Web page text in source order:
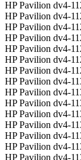
HP Pavilion dv4-
HP Pavilion dv4-
HP Pavilion dv4-
HP Pavilion dv4-
HP Pavilion dv4-
HP Pavilion dv4-
HP Pavilion dv4-
HP Pavilion dv4-
HP Pavilion dv4-
HP Pavilion dv4-
HP Pavilion dv4-
HP Pavilion dv4-
HP Pavilion dv4-
HP Pavilion dv4-
HP Pavilion dv4-